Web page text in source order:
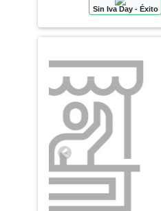
Sin Iva Day - Éxito
Anterior